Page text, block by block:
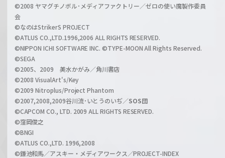
l
h
a
n
l
©2008 ヤマグチノボル･メディアファクトリー／ゼロの使い魔製作委員
会
©なのはStrikerS PROJECT
©ATLUS CO.,LTD.1996,2006 ALL RIGHTS RESERVED.
©NIPPON ICHI SOFTWARE INC. ©TYPE-MOON All Rights Reserved.
©SEGA
©2005、2009 美水かがみ／角川書店
©2008 VisualArt's/Key
©2009 Nitroplus/Project Phantom
©2007,2008,2009谷川流･いとうのいぢ／SOS団
©CAPCOM CO., LTD. 2009 ALL RIGHTS RESERVED.
©窪岡俊之
©BNGI
©ATLUS CO.,LTD. 1996,2008
©鎌池和馬／アスキー・メディアワークス／PROJECT-INDEX